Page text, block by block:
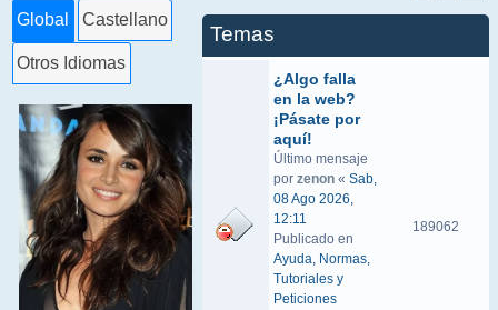
Global Castellano
Otros Idiomas
Temas
¿Algo falla
en la web?
¡Pásate por
aquí!
Último mensaje
por zenon « Sab,
08 Ago 2026,
12:11
Publicado en
Ayuda, Normas,
Tutoriales y
Peticiones
189062